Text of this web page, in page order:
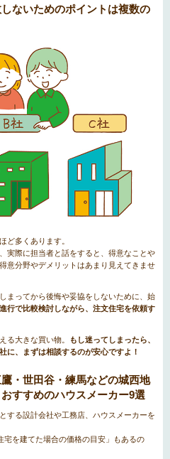
ないためのポイントは複数の
ど多くあります。
実際に担当者と話をすると、得意なことや
意分野やデメリットはあまり見えてきませ
まってから後悔や妥協をしないために、始
行で比較検討しながら、注文住宅を依頼す
る大きな買い物。
もし迷ってしまったら、
に、まずは相談するのが安心ですよ！
・世田谷・練馬などの城西地
すすめのハウスメーカー9選
する設計会社や工務店、ハウスメーカーを
宅を建てた場合の価格の目安」もあるの